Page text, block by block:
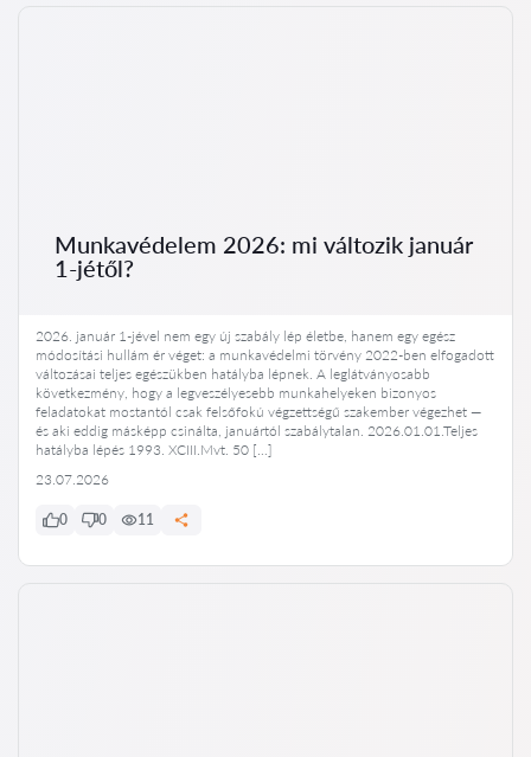
Munkavédelem 2026: mi változik január
1-jétől?
2026. január 1-jével nem egy új szabály lép életbe, hanem egy egész
módosítási hullám ér véget: a munkavédelmi törvény 2022-ben elfogadott
változásai teljes egészükben hatályba lépnek. A leglátványosabb
következmény, hogy a legveszélyesebb munkahelyeken bizonyos
feladatokat mostantól csak felsőfokú végzettségű szakember végezhet —
és aki eddig másképp csinálta, januártól szabálytalan. 2026.01.01.Teljes
hatályba lépés 1993. XCIII.Mvt. 50 […]
23.07.2026
0 0 11